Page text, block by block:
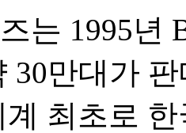
는 1995년
30만대가
최초로